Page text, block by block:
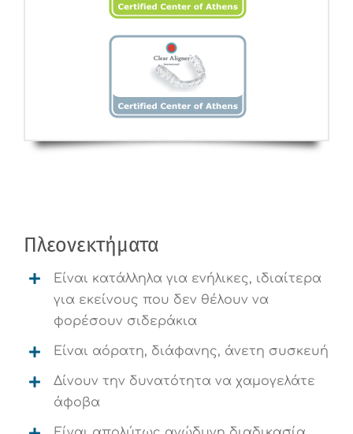
Πλεονεκτήματα
Είναι κατάλληλα για ενήλικες, ιδιαίτερα
για εκείνους που δεν θέλουν να
φορέσουν σιδεράκια
Είναι αόρατη, διάφανης, άνετη συσκευή
Δίνουν την δυνατότητα να χαμογελάτε
άφοβα